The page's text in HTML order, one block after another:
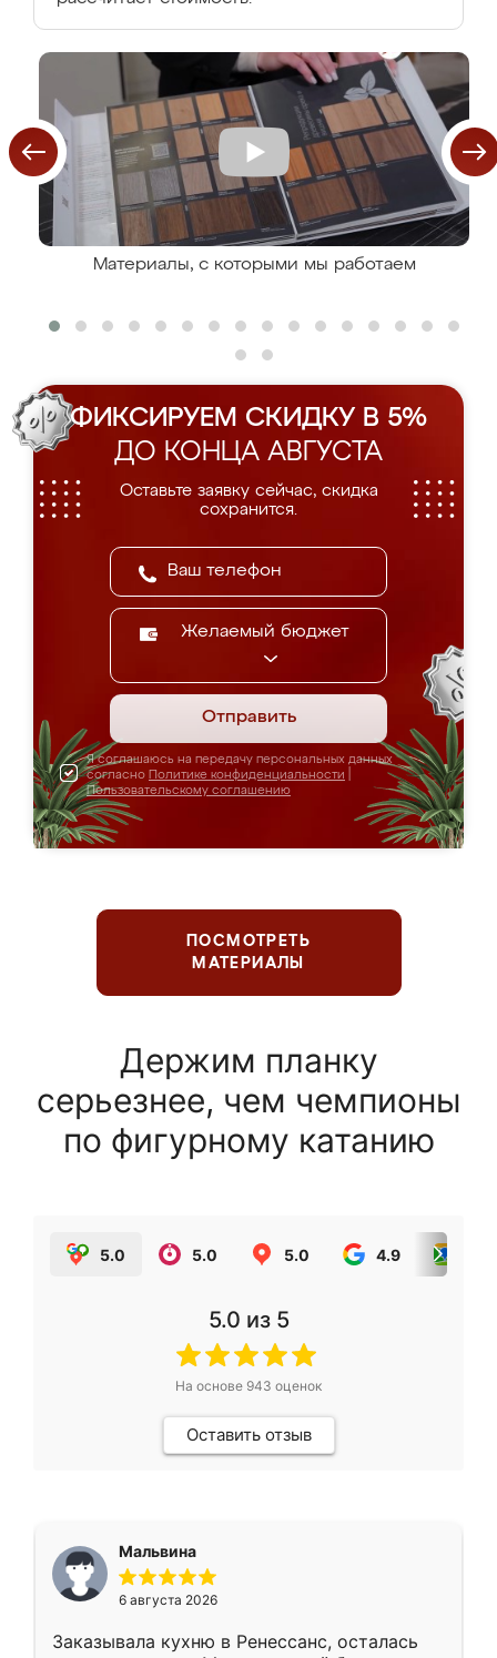
Материалы, с которыми мы работаем
ФИКСИРУЕМ СКИДКУ В 5%
ДО КОНЦА АВГУСТА
Оставьте заявку сейчас, скидка
сохранится.
Желаемый бюджет
Отправить
Я соглашаюсь на передачу персональных данных
согласно Политике конфиденциальности
Пользовательскому соглашению
ПОСМОТРЕТЬ
МАТЕРИАЛЫ
Держим планку
серьезнее, чем чемпионы
по фигурному катанию
5.0 5.0 5.0 4.9
5.0 из 5
На основе 943 оценок
Оставить отзыв
Мальвина
6 августа 2026
Заказывала кухню в Ренессанс, осталась